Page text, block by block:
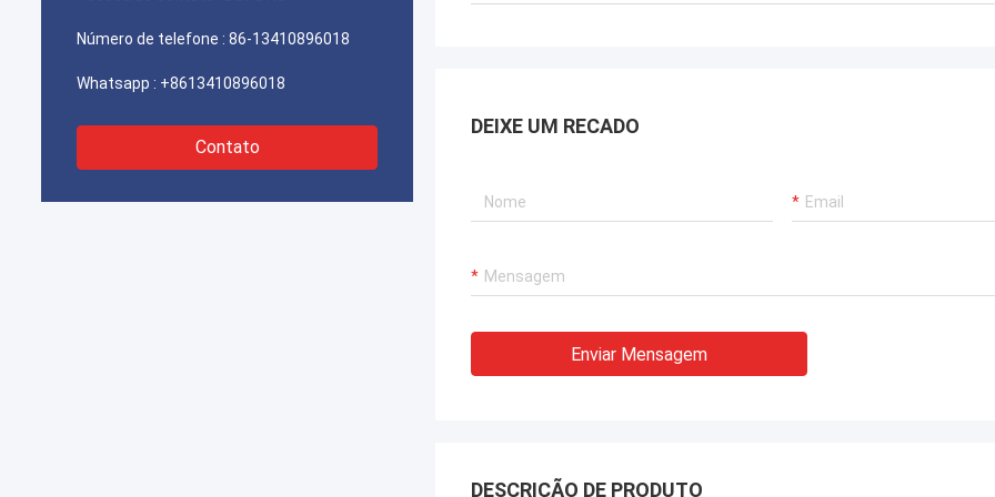
de caixa do fechamento da caixa e da tala
de FDB deles. Esperança nós seremos
telecomunicações coloque.
Número de telefone : 86-13410896018
Whatsapp : +8613410896018
Contato
DEIXE UM RECADO
Enviar Mensagem
DESCRIÇÃO DE PRODUTO